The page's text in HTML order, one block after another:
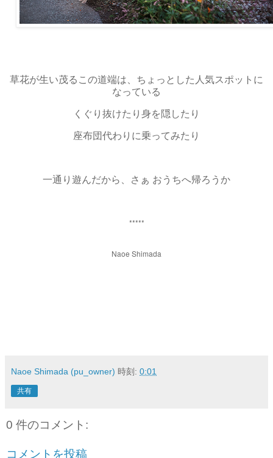
草花が生い茂るこの道端は、ちょっとした人気スポットに
なっている
くぐり抜けたり身を隠したり
座布団代わりに乗ってみたり
一通り遊んだから、さぁ おうちへ帰ろうか
*****
Naoe Shimada
Naoe Shimada (pu_owner) 時刻: 0:01
共有
0 件のコメント:
コメントを投稿